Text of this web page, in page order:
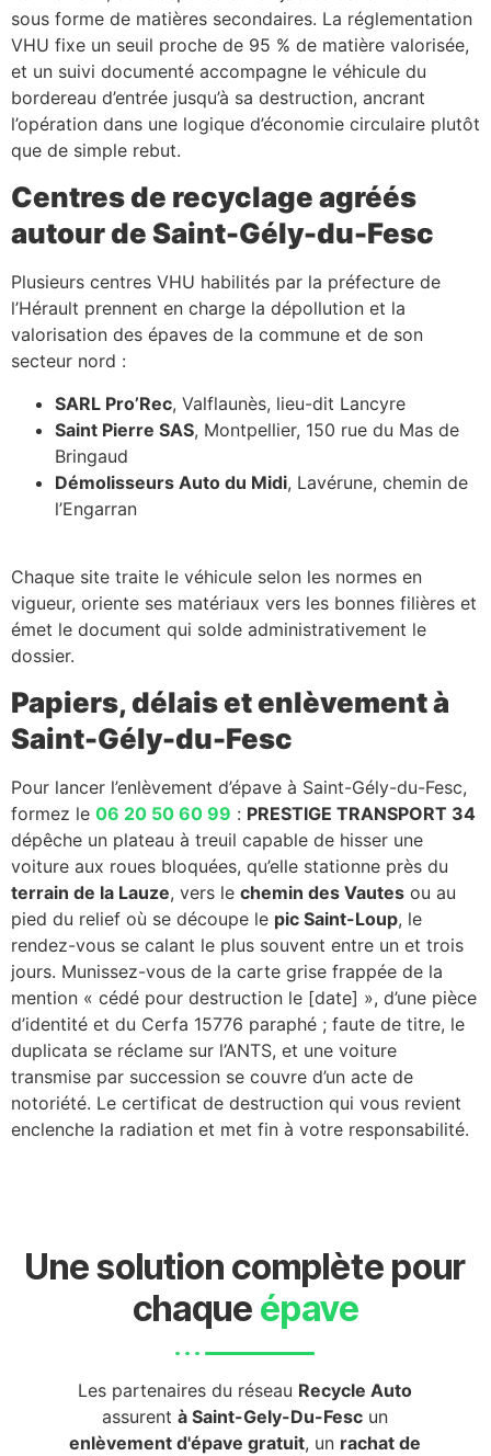
sous forme de matières secondaires. La réglementation
VHU fixe un seuil proche de 95 % de matière valorisée,
et un suivi documenté accompagne le véhicule du
bordereau d’entrée jusqu’à sa destruction, ancrant
l’opération dans une logique d’économie circulaire plutôt
que de simple rebut.
Centres de recyclage agréés
autour de Saint-Gély-du-Fesc
Plusieurs centres VHU habilités par la préfecture de
l’Hérault prennent en charge la dépollution et la
valorisation des épaves de la commune et de son
secteur nord :
SARL Pro’Rec, Valflaunès, lieu-dit Lancyre
Saint Pierre SAS, Montpellier, 150 rue du Mas de
Bringaud
Démolisseurs Auto du Midi, Lavérune, chemin de
l’Engarran
Chaque site traite le véhicule selon les normes en
vigueur, oriente ses matériaux vers les bonnes filières et
émet le document qui solde administrativement le
dossier.
Papiers, délais et enlèvement à
Saint-Gély-du-Fesc
Pour lancer l’enlèvement d’épave à Saint-Gély-du-Fesc,
formez le 06 20 50 60 99 : PRESTIGE TRANSPORT 34
dépêche un plateau à treuil capable de hisser une
voiture aux roues bloquées, qu’elle stationne près du
terrain de la Lauze, vers le chemin des Vautes ou au
pied du relief où se découpe le pic Saint-Loup, le
rendez-vous se calant le plus souvent entre un et trois
jours. Munissez-vous de la carte grise frappée de la
mention « cédé pour destruction le [date] », d’une pièce
d’identité et du Cerfa 15776 paraphé ; faute de titre, le
duplicata se réclame sur l’ANTS, et une voiture
transmise par succession se couvre d’un acte de
notoriété. Le certificat de destruction qui vous revient
enclenche la radiation et met fin à votre responsabilité.
Une solution complète pour
chaque épave
Les partenaires du réseau Recycle Auto
assurentà Saint-Gely-Du-Fesc un
enlèvement d'épave gratuit, un rachat de